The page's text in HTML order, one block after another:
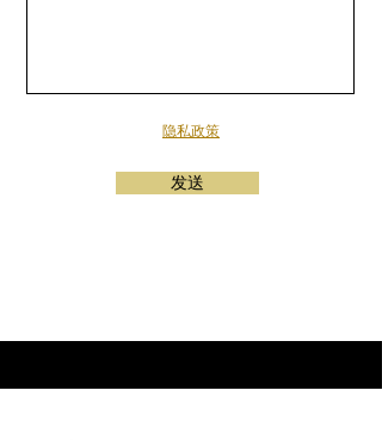
隐私政策
发送